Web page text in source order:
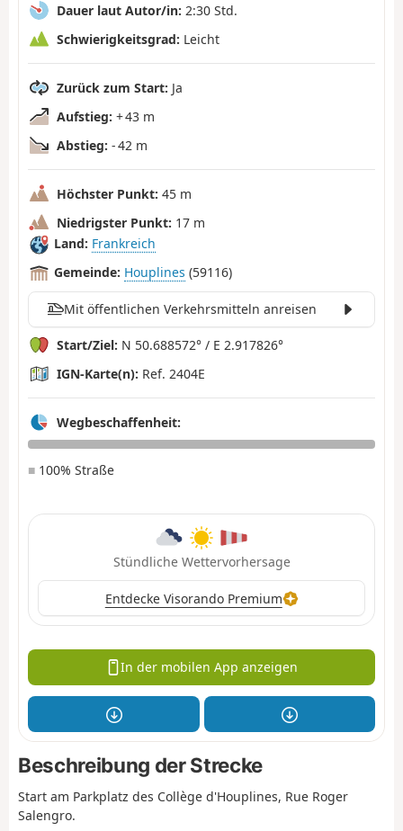
Dauer laut Autor/in: 2:30 Std.
Schwierigkeitsgrad: Leicht
Zurück zum Start: Ja
Aufstieg: + 43 m
Abstieg: - 42 m
Höchster Punkt: 45 m
Niedrigster Punkt: 17 m
Land: Frankreich
Gemeinde: Houplines (59116)
Mit öffentlichen Verkehrsmitteln anreisen
Start/Ziel: N 50.688572° / E 2.917826°
IGN-Karte(n): Ref. 2404E
Wegbeschaffenheit:
■ 100% Straße
Stündliche Wettervorhersage
Entdecke Visorando Premium
In der mobilen App anzeigen
Beschreibung der Strecke
Start am Parkplatz des Collège d'Houplines, Rue Roger
Salengro.